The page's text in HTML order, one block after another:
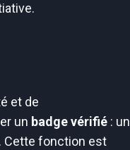
et de
un badge vérifié : un
Cette fonction est